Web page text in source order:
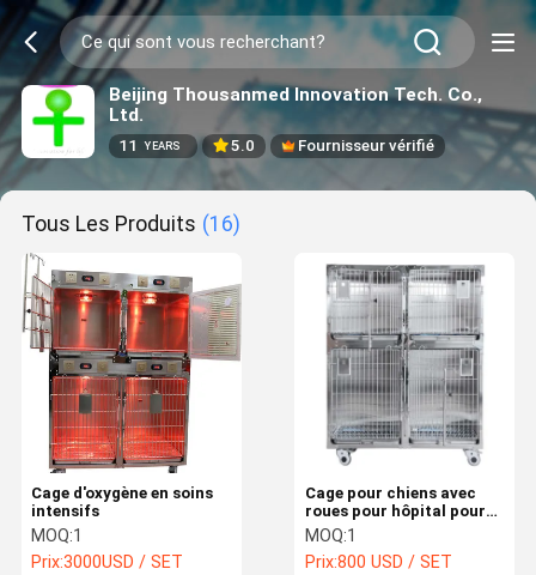
Beijing Thousanmed Innovation Tech. Co.,
Ltd.
11 YEARS 5.0 Fournisseur vérifié
Tous Les Produits (16)
Cage d'oxygène en soins
intensifs
MOQ:1
Prix:3000USD / SET
Cage pour chiens avec
roues pour hôpital pour
animaux de compagnie
MOQ:1
Prix:800 USD / SET